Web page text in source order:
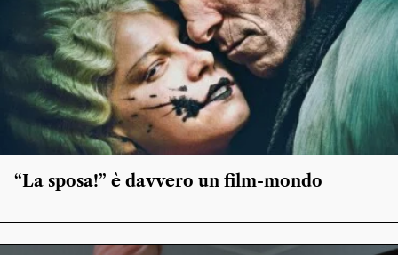
“La sposa!” è davvero un film-mondo